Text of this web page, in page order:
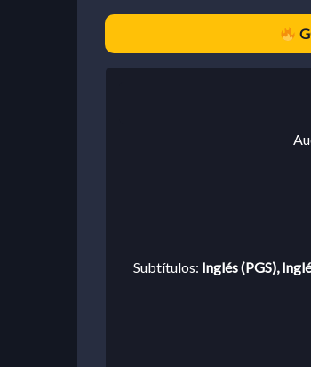
Subtítulos: Inglés (PGS),